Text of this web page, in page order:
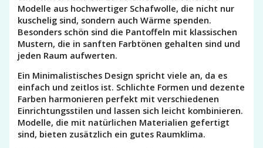
Modelle aus hochwertiger Schafwolle, die nicht nur
kuschelig sind, sondern auch Wärme spenden.
Besonders schön sind die Pantoffeln mit klassischen
Mustern, die in sanften Farbtönen gehalten sind und
jeden Raum aufwerten.
Ein Minimalistisches Design spricht viele an, da es
einfach und zeitlos ist. Schlichte Formen und dezente
Farben harmonieren perfekt mit verschiedenen
Einrichtungsstilen und lassen sich leicht kombinieren.
Modelle, die mit natürlichen Materialien gefertigt
sind, bieten zusätzlich ein gutes Raumklima.